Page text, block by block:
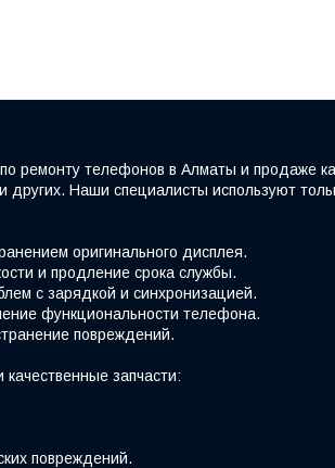
телефонов в Алматы и продаже
других. Наши специалисты используют
оригинального дисплея.
и продление срока службы.
с зарядкой и синхронизацией.
функциональности телефона.
повреждений.
запчасти:
повреждений.